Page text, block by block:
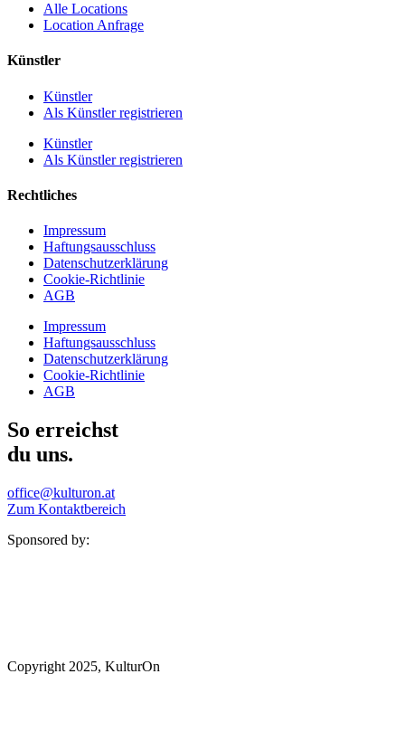
Alle Locations
Location Anfrage
Künstler
Künstler
Als Künstler registrieren
Künstler
Als Künstler registrieren
Rechtliches
Impressum
Haftungsausschluss
Datenschutzerklärung
Cookie-Richtlinie
AGB
Impressum
Haftungsausschluss
Datenschutzerklärung
Cookie-Richtlinie
AGB
So erreichst
du uns.
office@kulturon.at
Zum Kontaktbereich
Sponsored by:
Copyright 2025, KulturOn